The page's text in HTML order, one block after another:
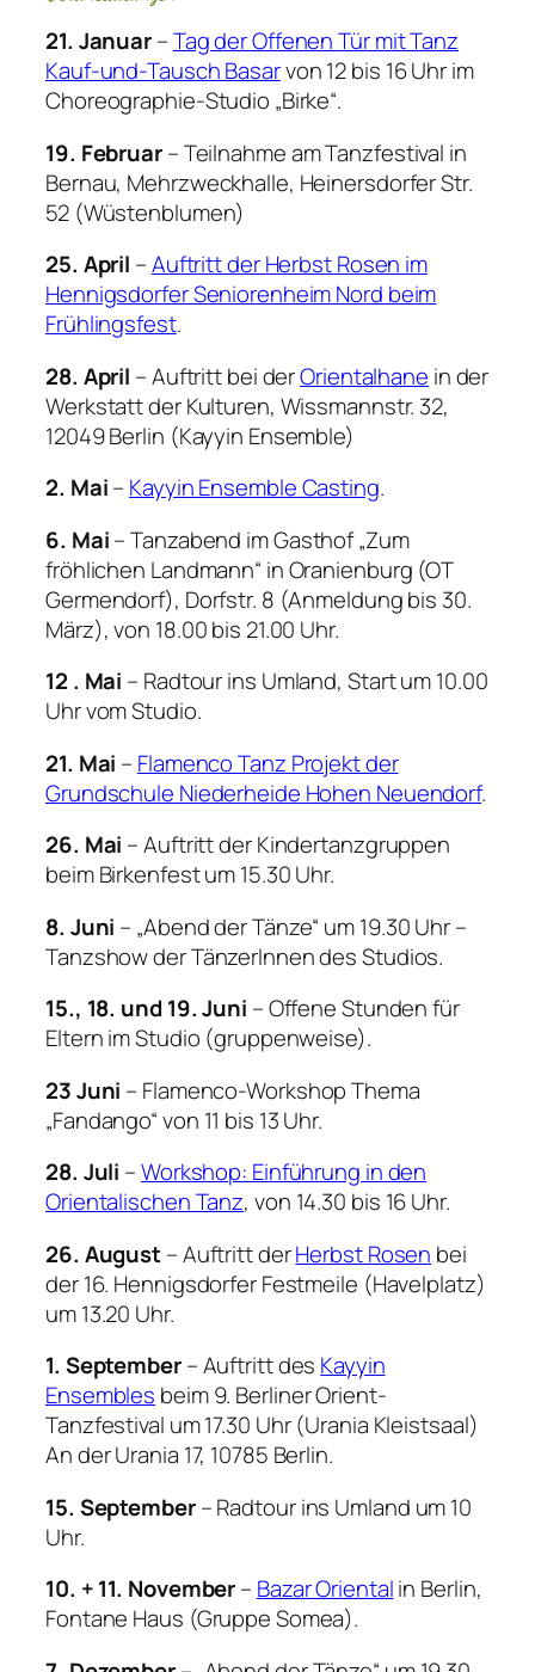
21. Januar–Tag der Offenen Tür mit Tanz
Kauf-und-Tausch Basarvon 12 bis 16 Uhr im
Choreographie-Studio „Birke“.
19. Februar– Teilnahme am Tanzfestival in
Bernau, Mehrzweckhalle, Heinersdorfer Str.
52 (Wüstenblumen)
25. April –Auftritt der Herbst Rosen im
Hennigsdorfer Seniorenheim Nord beim
Frühlingsfest.
28. April – Auftritt bei derOrientalhane in der
Werkstatt der Kulturen, Wissmannstr. 32,
12049 Berlin (Kayyin Ensemble)
2. Mai– Kayyin Ensemble Casting.
6. Mai– Tanzabend im Gasthof „Zum
fröhlichen Landmann“ in Oranienburg (OT
Germendorf), Dorfstr. 8 (Anmeldung bis 30.
März), von 18.00 bis 21.00 Uhr.
12 . Mai – Radtour ins Umland, Start um 10.00
Uhr vom Studio.
21. Mai – Flamenco Tanz Projekt der
Grundschule Niederheide Hohen Neuendorf.
26. Mai – Auftritt der Kindertanzgruppen
beim Birkenfest um 15.30 Uhr.
8. Juni – „Abend der Tänze“ um 19.30 Uhr –
Tanzshow der TänzerInnen des Studios.
15., 18. und 19. Juni – Offene Stunden für
Eltern im Studio (gruppenweise).
23 Juni – Flamenco-Workshop Thema
„Fandango“ von 11 bis 13 Uhr.
28. Juli –Workshop: Einführung in den
Orientalischen Tanz, von 14.30 bis 16 Uhr.
26. August– Auftritt derHerbst Rosen bei
der 16. Hennigsdorfer Festmeile (Havelplatz)
um 13.20 Uhr.
1. September– Auftritt des Kayyin
Ensembles beim 9. Berliner Orient-
Tanzfestival um 17.30 Uhr (Urania Kleistsaal)
An der Urania 17, 10785 Berlin.
15. September– Radtour ins Umland um 10
Uhr.
10. + 11. November– Bazar Orientalin Berlin,
Fontane Haus (Gruppe Somea).